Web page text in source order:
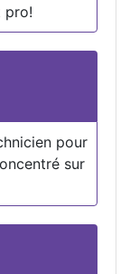
pro!
pour
sur